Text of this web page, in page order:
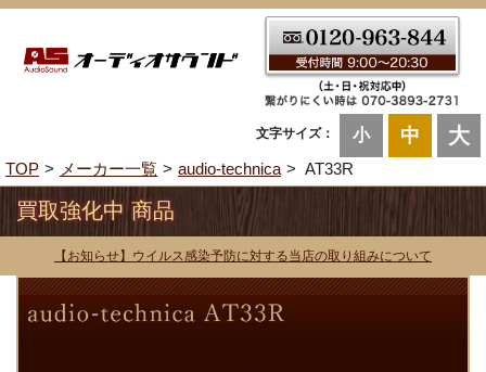
文字サイズ： 小 中 大
TOP メーカー一覧 audio-technica AT33R
買取強化中 商品
【お知らせ】ウイルス感染予防に対する当店の取り組みについて